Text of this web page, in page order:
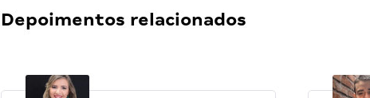
Depoimentos relacionados